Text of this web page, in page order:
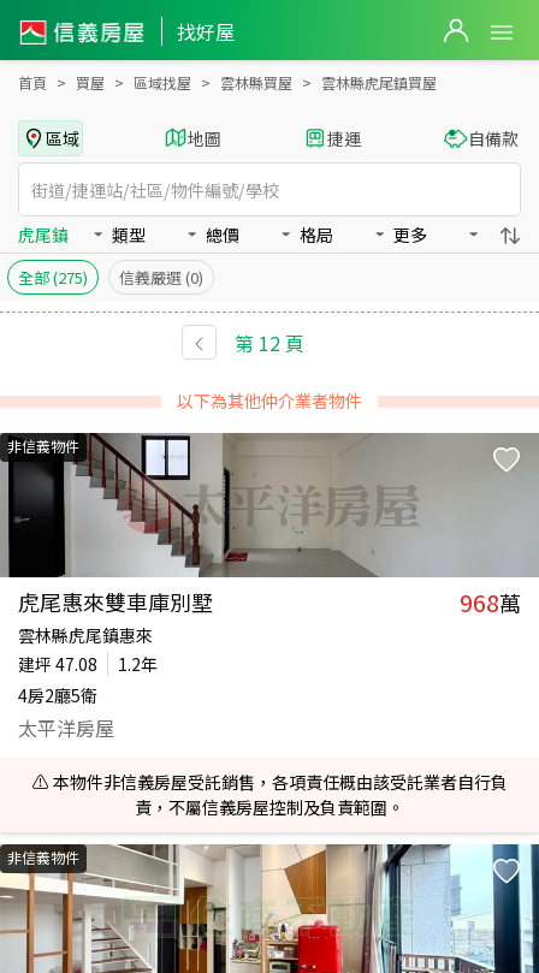
找好屋
雲林縣虎尾鎮買房：房屋物件出售、房價分析
首頁 買屋 區域找屋 雲林縣買屋 雲林縣虎尾鎮買屋
區域 地圖 捷運 自備款
虎尾鎮 類型 總價 格局 更多
全部(275) 信義嚴選 (0)
第 12 頁
以下為其他仲介業者物件
非信義物件
虎尾惠來雙車庫別墅 968萬
雲林縣虎尾鎮惠來
建坪 47.08
1.2年
4房2廳5衛
太平洋房屋
⚠️ 本物件非信義房屋受託銷售，各項責任概由該受託業者自行負
責，不屬信義房屋控制及負責範圍。
非信義物件